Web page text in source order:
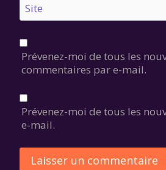
Site
Prévenez-moi de tous les
commentaires par e-mail.
Prévenez-moi de tous les
e-mail.